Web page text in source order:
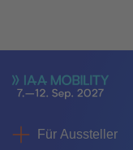
Für Aussteller